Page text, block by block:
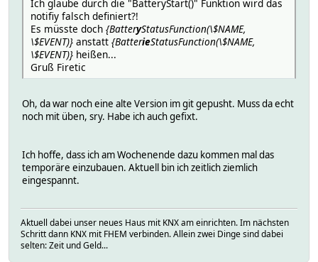
Ich glaube durch die "BatteryStart()" Funktion wird das
notifiy falsch definiert?!
Es müsste doch {BatteryStatusFunction(\$NAME,
\$EVENT)} anstatt {BatterieStatusFunction(\$NAME,
\$EVENT)} heißen...
Gruß Firetic
Oh, da war noch eine alte Version im git gepusht. Muss da echt
noch mit üben, sry. Habe ich auch gefixt.
Ich hoffe, dass ich am Wochenende dazu kommen mal das
temporäre einzubauen. Aktuell bin ich zeitlich ziemlich
eingespannt.
Aktuell dabei unser neues Haus mit KNX am einrichten. Im nächsten
Schritt dann KNX mit FHEM verbinden. Allein zwei Dinge sind dabei
selten: Zeit und Geld...